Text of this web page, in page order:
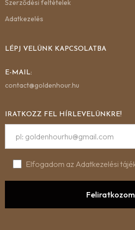
Szerződési feltételek
Adatkezelés
LÉPJ VELÜNK KAPCSOLATBA
E-MAIL:
contact@goldenhour.hu
IRATKOZZ FEL HÍRLEVELÜNKRE!
Elfogadom az Adatkezelési